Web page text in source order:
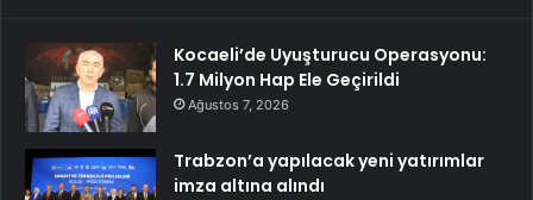
Kocaeli’de Uyuşturucu Operasyonu:
1.7 Milyon Hap Ele Geçirildi
Ağustos 7, 2026
Trabzon’a yapılacak yeni yatırımlar
imza altına alındı